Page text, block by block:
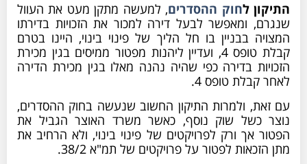
התיקון לחוק ההסדרים, למעשה מתקן מעט את העוול
שנגרם, ומאפשר לבעל דירה למכור את הזכויות בדירתו
המצויה בבניין בו חל הליך של פינוי בינוי, היינו בטרם
קבלת טופס 4, ועדיין ליהנות מפטור ממיסים בגין מכירת
הזכויות בדירה כפי שהיה נהנה מאלו בגין מכירת הדירה
לאחר קבלת טופס 4.
עם זאת, ולמרות התיקון החשוב שנעשה בחוק ההסדרים,
נוצר כשל שוק נוסף, כאשר משרד האוצר הגביל את
הפטור אך ורק לפרויקטים של פינוי בינוי, ולא הרחיב את
מתן הזכאות לפטור על פרויקטים של תמ"א 38/2.